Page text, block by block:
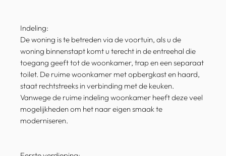
Indeling:
De woning is te betreden via de voortuin, als u de
woning binnenstapt komt u terecht in de entreehal die
toegang geeft tot de woonkamer, trap en een separaat
toilet. De ruime woonkamer met opbergkast en haard,
staat rechtstreeks in verbinding met de keuken.
Vanwege de ruime indeling woonkamer heeft deze veel
mogelijkheden om het naar eigen smaak te
moderniseren.